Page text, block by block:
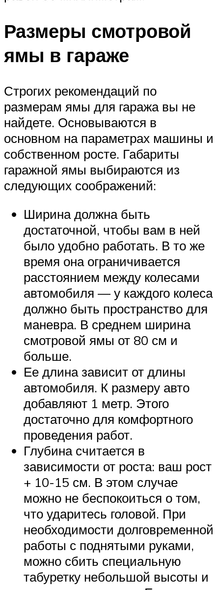
Размеры смотровой
ямы в гараже
Строгих рекомендаций по
размерам ямы для гаража вы не
найдете. Основываются в
основном на параметрах машины и
собственном росте. Габариты
гаражной ямы выбираются из
следующих соображений:
Ширина должна быть
достаточной, чтобы вам в ней
было удобно работать. В то же
время она ограничивается
расстоянием между колесами
автомобиля — у каждого колеса
должно быть пространство для
маневра. В среднем ширина
смотровой ямы от 80 см и
больше.
Ее длина зависит от длины
автомобиля. К размеру авто
добавляют 1 метр. Этого
достаточно для комфортного
проведения работ.
Глубина считается в
зависимости от роста: ваш рост
+ 10-15 см. В этом случае
можно не беспокоиться о том,
что ударитесь головой. При
необходимости долговременной
работы с поднятыми руками,
можно сбить специальную
табуретку небольшой высоты и